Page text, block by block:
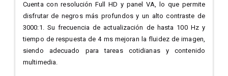
Cuenta con resolución Full HD y panel VA, lo que permite
disfrutar de negros más profundos y un alto contraste de
3000:1. Su frecuencia de actualización de hasta 100 Hz y
tiempo de respuesta de 4 ms mejoran la fluidez de imagen,
siendo adecuado para tareas cotidianas y contenido
multimedia.